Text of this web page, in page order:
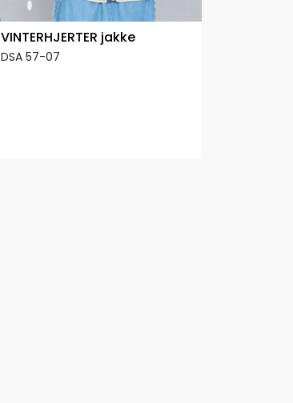
VINTERHJERTER jakke
DSA 57-07